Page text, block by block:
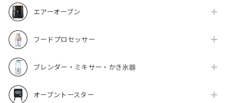
エアーオーブン
フードプロセッサー
ブレンダー・ミキサー・かき氷器
オーブントースター